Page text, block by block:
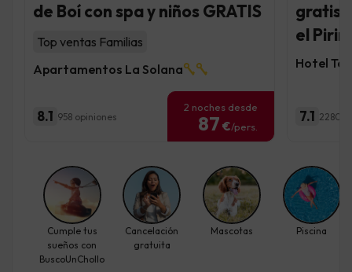
de Boí con spa y niños GRATIS
Top ventas Familias
Apartamentos La Solana
8.1 958 opiniones
2 noches desde
87 €/pers.
gratis,
el
Hotel
7.1 2280
Cumple tus
sueños con
BuscoUnChollo
Cancelación
gratuita
Mascotas Piscina